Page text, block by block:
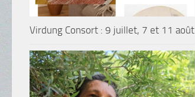
Virdung Consort : 9 juillet, 7 et 11 août